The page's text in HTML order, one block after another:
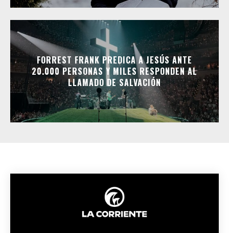
FORREST FRANK PREDICA A JESÚS ANTE
20.000 PERSONAS Y MILES RESPONDEN AL
LLAMADO DE SALVACIÓN